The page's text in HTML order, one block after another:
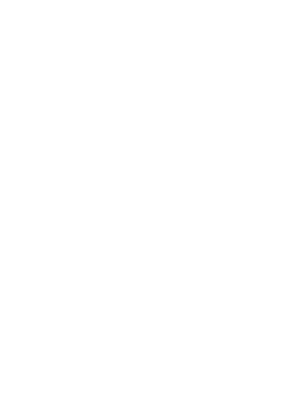
の譲渡又は除去（蔵管
国有の家屋等の譲渡又
オイル・カムパ